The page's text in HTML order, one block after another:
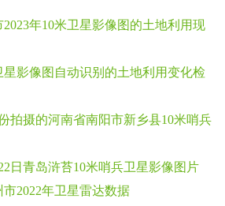
2023年10米卫星影像图的土地利用现
星影像图自动识别的土地利用变化检
拍摄的河南省南阳市新乡县10米哨兵
日青岛浒苔10米哨兵卫星影像图片
2022年卫星雷达数据